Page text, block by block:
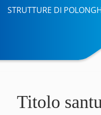
STRUTTURE DI
Titolo